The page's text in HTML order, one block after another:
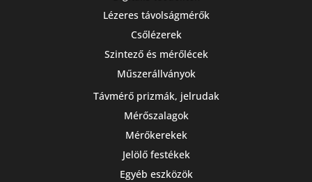
Lézeres távolságmérők
Csőlézerek
Szintező és mérőlécek
Műszerállványok
Távmérő prizmák, jelrudak
Mérőszalagok
Mérőkerekek
Jelölő festékek
Egyéb eszközök